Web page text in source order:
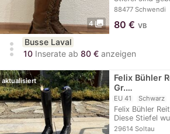
4 photo_library
in gutem…
88477 Schwendi
80 € VB
more_vert
Busse Laval
10 Inserate ab 80 € anzeigen
aktualisiert
Felix Bühler
Gr.…
EU 41 Schwarz
Felix Bühler
Diese Stiefel
und…
29614 Soltau